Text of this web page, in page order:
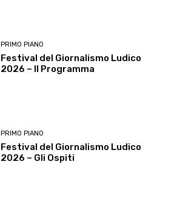
PRIMO PIANO
Festival del Giornalismo Ludico
2026 – Il Programma
PRIMO PIANO
Festival del Giornalismo Ludico
2026 – Gli Ospiti